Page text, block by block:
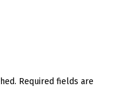
Required fields are